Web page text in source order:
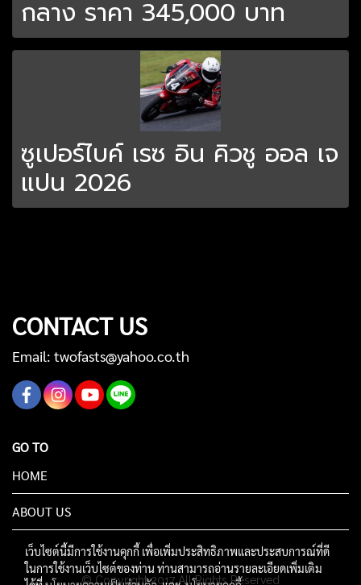
กลาง ราคา 345,000 บาท
ซูเปอร์ไบค์ เรซ อิน คิวชู ออล เจ
แปน 2026
CONTACT US
Email: twofasts@yahoo.co.th
GO TO
HOME
ABOUT US
© Copyright 2017 All Rights Reserved
เว็บไซต์นี้มีการใช้งานคุกกี้ เพื่อเพิ่มประสิทธิภาพและประสบการณ์ที่ดี
ในการใช้งานเว็บไซต์ของท่าน ท่านสามารถอ่านรายละเอียดเพิ่มเติม